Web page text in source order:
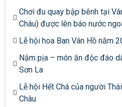
Chơi đu quay bập bênh tại
Châu) được lên báo nước
Lễ hội hoa Ban Vân Hồ năm
Nậm pịa – món ăn độc đáo
Sơn La
Lễ hội Hết Chá của người
Châu